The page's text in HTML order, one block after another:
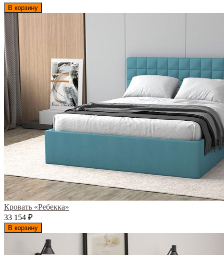
В корзину
Кровать «Ребекка»
33 154 ₽
В корзину